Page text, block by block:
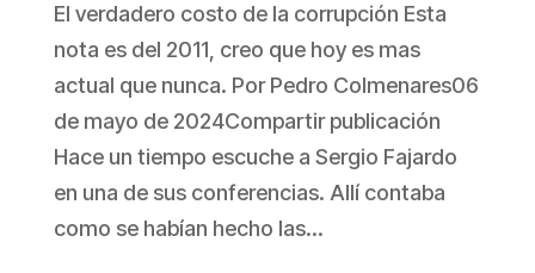
El verdadero costo de la corrupción Esta
nota es del 2011, creo que hoy es mas
actual que nunca. Por Pedro Colmenares06
de mayo de 2024Compartir publicación
Hace un tiempo escuche a Sergio Fajardo
en una de sus conferencias. Allí contaba
como se habían hecho las...